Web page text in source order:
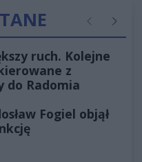
Poprzednie
ruch. Kolejne
z
do Radomia
Fogiel objął